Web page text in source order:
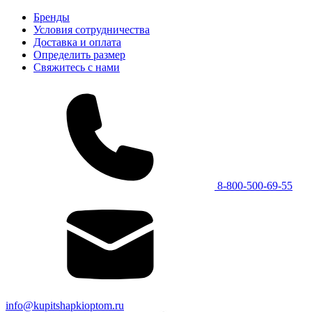
Бренды
Условия сотрудничества
Доставка и оплата
Определить размер
Свяжитесь с нами
8-800-500-69-55
info@kupitshapkioptom.ru